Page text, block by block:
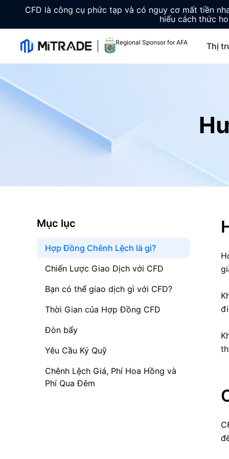
CFD là công cụ phức tạp và có nguy cơ mất tiền
hiểu cách thức
Regional Sponsor for AFA Thị
Mục lục
Hợp Đồng Chênh Lệch là gì?
Chiến Lược Giao Dịch với CFD
Bạn có thể giao dịch gì với CFD?
Thời Gian của Hợp Đồng CFD
Đòn bẩy
Yêu Cầu Ký Quỹ
Chênh Lệch Giá, Phí Hoa Hồng và
Phí Qua Đêm